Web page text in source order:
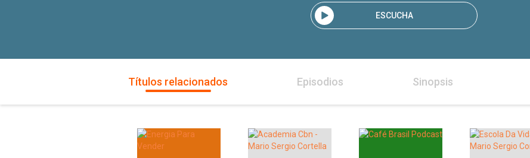
ESCUCHA
Títulos relacionados Episodios Sinopsis